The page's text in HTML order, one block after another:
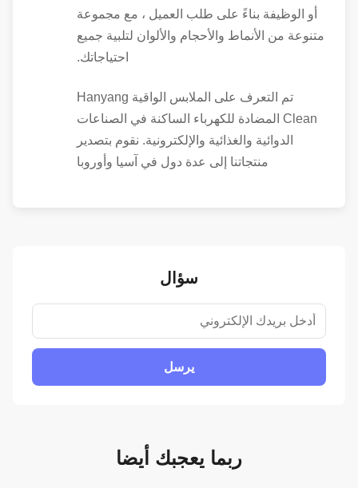
أو الوظيفة بناءً على طلب العميل ، مع مجموعة
متنوعة من الأنماط والأحجام والألوان لتلبية جميع
احتياجاتك.
تم التعرف على الملابس الواقية Hanyang
Clean المضادة للكهرباء الساكنة في الصناعات
الدوائية والغذائية والإلكترونية. نقوم بتصدير
منتجاتنا إلى عدة دول في آسيا وأوروبا
سؤال
يرسل
ربما يعجبك أيضا